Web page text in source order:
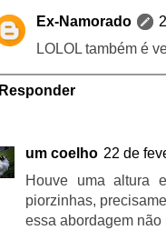
Ex-Namorado
LOLOL também é
Responder
um coelho 22 de
Houve uma altura
piorzinhas,
essa abordagem